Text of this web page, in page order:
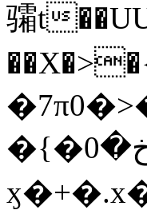
骦t
�{�خ�0���&�+�zwYFEÙ4�~�_�̾�